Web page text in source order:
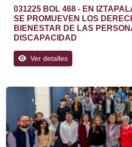
031225 BOL 468 - EN
SE PROMUEVEN LOS
BIENESTAR DE LAS
DISCAPACIDAD
Ver detalles